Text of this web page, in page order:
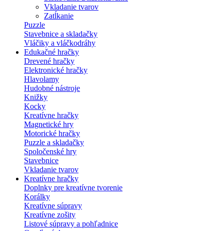
Vkladanie tvarov
Zatĺkanie
Puzzle
Stavebnice a skladačky
Vláčiky a vláčkodráhy
Edukačné hračky
Drevené hračky
Elektronické hračky
Hlavolamy
Hudobné nástroje
Knižky
Kocky
Kreatívne hračky
Magnetické hry
Motorické hračky
Puzzle a skladačky
Spoločenské hry
Stavebnice
Vkladanie tvarov
Kreatívne hračky
Doplnky pre kreatívne tvorenie
Korálky
Kreatívne súpravy
Kreatívne zošity
Listové súpravy a pohľadnice